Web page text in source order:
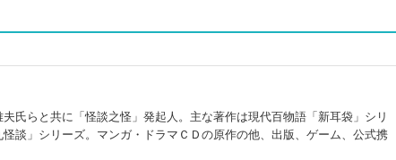
氏らと共に「怪談之怪」発起人。主な著作は現代百物語「新耳袋」シリ
談」シリーズ。マンガ・ドラマＣＤの原作の他、出版、ゲーム、公式携